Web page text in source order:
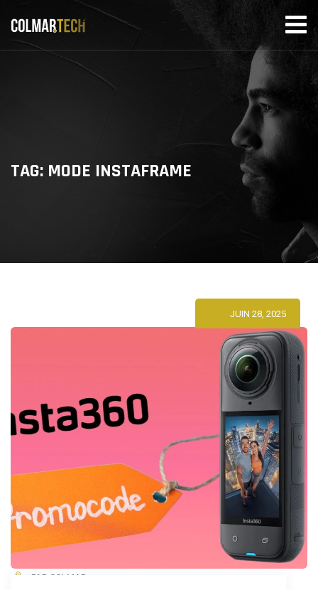
content
TAG: MODE INSTAFRAME
JUIN 28, 2025
PAR COLMAR